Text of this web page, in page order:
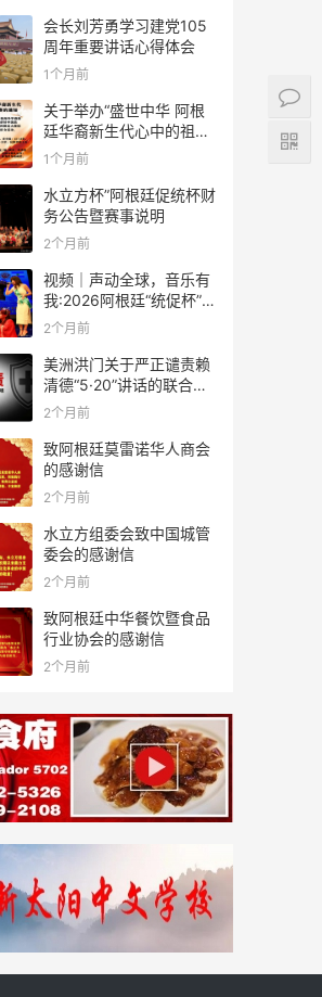
会长刘芳勇学习建党105
周年重要讲话心得体会
1个月前
关于举办“盛世中华 阿根
廷华裔新生代心中的祖
(籍)国”征文比赛的通知
1个月前
水立方杯”阿根廷促统杯财
务公告暨赛事说明
2个月前
视频｜声动全球，音乐有
我:2026阿根廷“统促杯”水
立方中文歌曲大赛总决赛
2个月前
美洲洪门关于严正谴责赖
清德“5·20”讲话的联合声
明
2个月前
致阿根廷莫雷诺华人商会
的感谢信
2个月前
水立方组委会致中国城管
委会的感谢信
2个月前
致阿根廷中华餐饮暨食品
行业协会的感谢信
2个月前